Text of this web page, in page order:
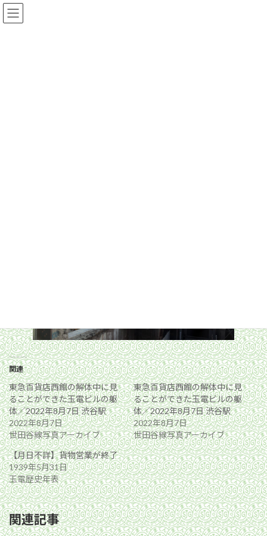
コ
ン
ナ
ビ
関連
東急百貨店西館の解体中に見
ることができた玉電ビルの躯
体／2022年8月7日 渋谷駅
2022年8月7日
世田谷線写真アーカイブ
東急百貨店西館の解体中に見
ることができた玉電ビルの躯
体／2022年8月7日 渋谷駅
2022年8月7日
世田谷線写真アーカイブ
【月日不詳】貨物営業が終了
1939年5月31日
玉電歴史年表
関連記事